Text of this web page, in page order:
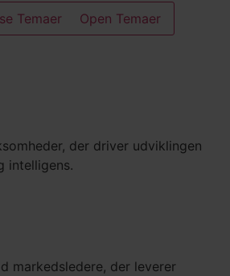
Temaer
Open Temaer
der driver udviklingen
intelligens.
markedsledere, der leverer